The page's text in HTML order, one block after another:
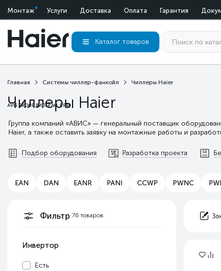
Монтаж Услуги Доставка Оплата Гарантия
AVIS GROUP ДИЛЕР №1 В РФ
Каталог товаров
Главная Системы чиллер-фанкойл Чиллеры Haier
Чиллеры Haier
Группа компаний «АВИС» — генеральный поставщик
Haier, а также оставить заявку на монтажные работы и
Подбор оборудования Разработка проекта
EAN DAN EANR PANI CCWP PWNC
Фильтр 76 товаров
Инвертор
Есть